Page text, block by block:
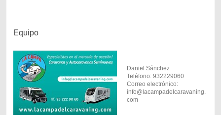
Equipo
Daniel Sánchez
Teléfono: 932229060
Correo electrónico:
info@lacampadelcaravaning.
com